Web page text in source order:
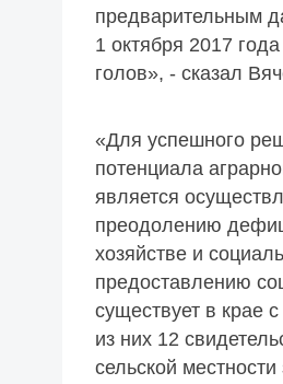
предварительным
1 октября 2017
голов», - сказал
«Для успешного
потенциала
является
преодолению
хозяйстве и
предоставлению
существует в крае
из них 12
сельской